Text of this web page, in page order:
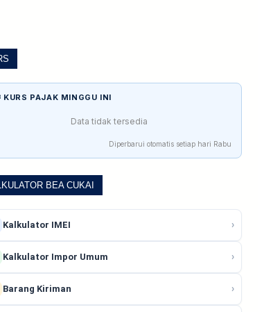
KURS PAJAK MINGGU INI
Data tidak tersedia
Diperbarui otomatis setiap hari Rabu
BEA CUKAI
Kalkulator IMEI ›
Kalkulator Impor Umum ›
Barang Kiriman ›